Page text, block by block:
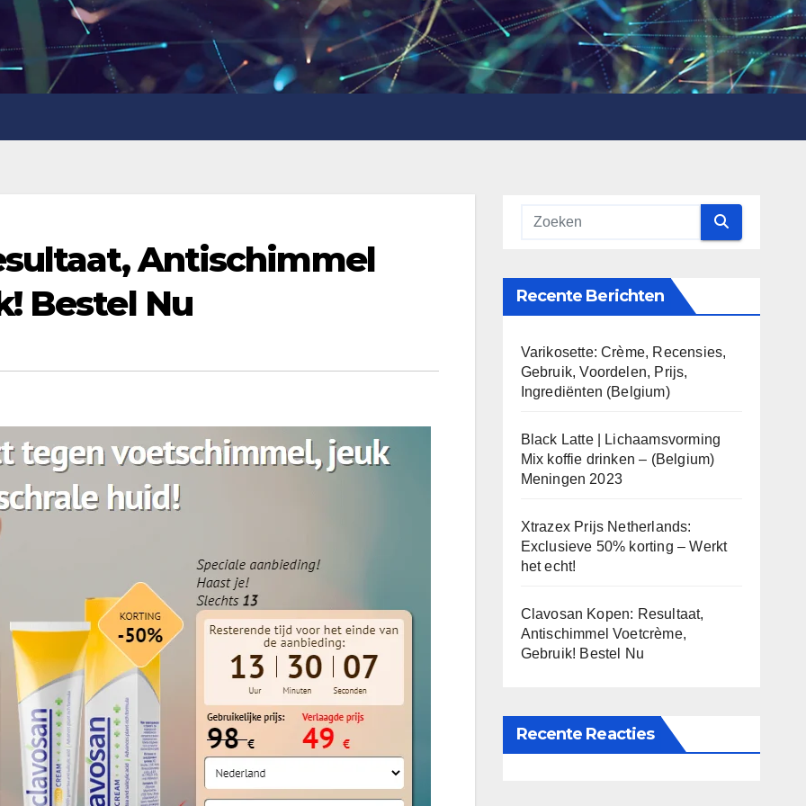
Antischimmel
Bestel Nu
Recente Berichten
Varikosette: Crème, Recensies,
Gebruik, Voordelen, Prijs,
Ingrediënten (Belgium)
Black Latte | Lichaamsvorming
Mix koffie drinken – (Belgium)
Meningen 2023
Xtrazex Prijs Netherlands:
Exclusieve 50% korting – Werkt
het echt!
Clavosan Kopen: Resultaat,
Antischimmel Voetcrème,
Gebruik! Bestel Nu
Recente Reacties